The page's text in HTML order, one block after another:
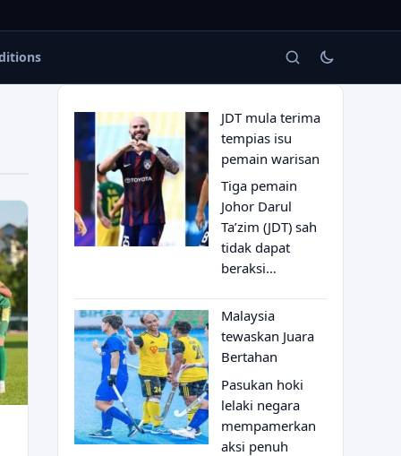
JDT mula terima
tempias isu
pemain warisan
Tiga pemain
Johor Darul
Ta’zim (JDT) sah
tidak dapat
beraksi…
Malaysia
tewaskan Juara
Bertahan
Pasukan hoki
lelaki negara
mempamerkan
aksi penuh